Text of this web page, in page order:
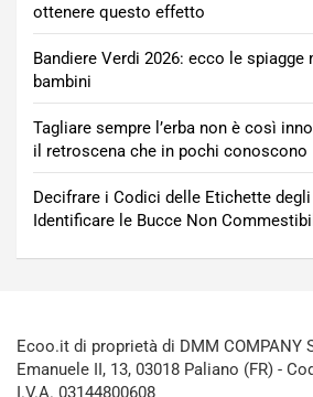
ottenere questo effetto
Bandiere Verdi 2026: ecco le spiagge
bambini
Tagliare sempre l’erba non è così
il retroscena che in pochi conoscono
Decifrare i Codici delle Etichette
Identificare le Bucce Non
Ecoo.it di proprietà di DMM COMPANY
Emanuele II, 13, 03018 Paliano (FR) -
I.V.A. 03144800608